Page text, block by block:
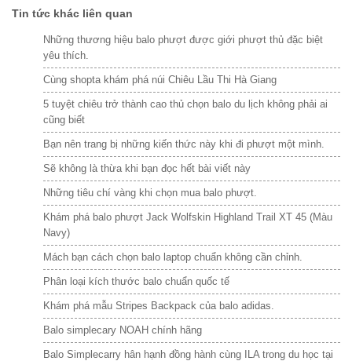
Tin tức khác liên quan
Những thương hiệu balo phượt được giới phượt thủ đặc biệt
yêu thích.
Cùng shopta khám phá núi Chiêu Lầu Thi Hà Giang
5 tuyệt chiêu trở thành cao thủ chọn balo du lịch không phải ai
cũng biết
Bạn nên trang bị những kiến thức này khi đi phượt một mình.
Sẽ không là thừa khi bạn đọc hết bài viết này
Những tiêu chí vàng khi chọn mua balo phượt.
Khám phá balo phượt Jack Wolfskin Highland Trail XT 45 (Màu
Navy)
Mách bạn cách chọn balo laptop chuẩn không cần chỉnh.
Phân loại kích thước balo chuẩn quốc tế
Khám phá mẫu Stripes Backpack của balo adidas.
Balo simplecary NOAH chính hãng
Balo Simplecarry hân hạnh đồng hành cùng ILA trong du học tại